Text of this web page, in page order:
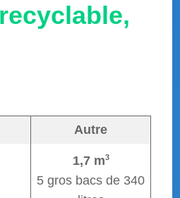
recyclable,
Autre
1,7 m3
5 gros bacs de 340